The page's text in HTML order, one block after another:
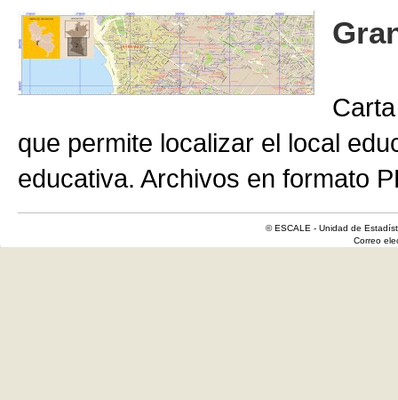
que permite localizar el local
educativa. Archivos en formato
© ESCALE - Unidad de
Correo